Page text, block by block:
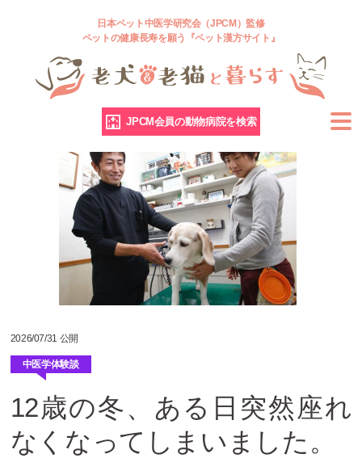
日本ペット中医学研究会（JPCM）監修
ペットの健康長寿を願う『ペット漢方サイト』
JPCM会員の動物病院を検索
2026/07/31 公開
中医学体験談
12歳の冬、ある日突然座れ
なくなってしまいました。